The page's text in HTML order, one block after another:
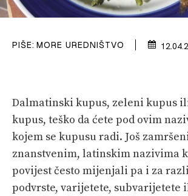
SHOP
PIŠE: MORE UREDNIŠTVO
Dalmatinski kupus, zeleni kupus
kupus, teško da ćete pod ovim
kojem se kupusu radi. Još
znanstvenim, latinskim nazivima
povijest često mijenjali pa i za
podvrste, varijetete, subvarijetete